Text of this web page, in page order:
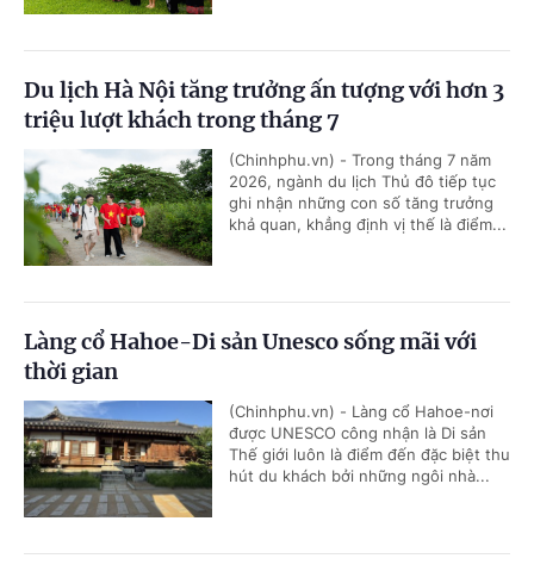
Du lịch Hà Nội tăng trưởng ấn tượng với hơn 3
triệu lượt khách trong tháng 7
(Chinhphu.vn) - Trong tháng 7 năm
2026, ngành du lịch Thủ đô tiếp tục
ghi nhận những con số tăng trưởng
khả quan, khẳng định vị thế là điểm...
Làng cổ Hahoe-Di sản Unesco sống mãi với
thời gian
(Chinhphu.vn) - Làng cổ Hahoe-nơi
được UNESCO công nhận là Di sản
Thế giới luôn là điểm đến đặc biệt thu
hút du khách bởi những ngôi nhà...